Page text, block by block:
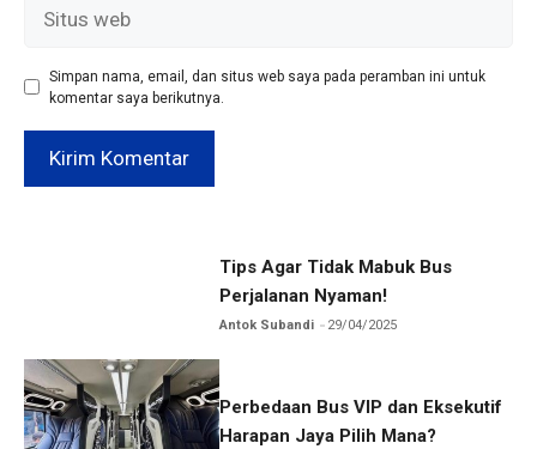
web
Simpan nama, email, dan situs web saya pada peramban ini untuk
komentar saya berikutnya.
Tips Agar Tidak Mabuk Bus
Perjalanan Nyaman!
Antok Subandi 29/04/2025
Perbedaan Bus VIP dan Eksekutif
Harapan Jaya Pilih Mana?